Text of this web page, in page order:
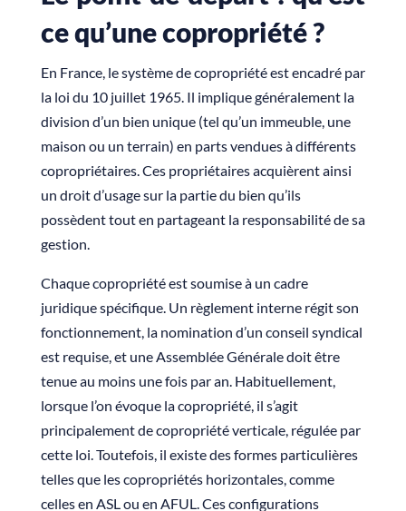
ce qu’une copropriété ?
En France, le système de copropriété est encadré par
la loi du 10 juillet 1965. Il implique généralement la
division d’un bien unique (tel qu’un immeuble, une
maison ou un terrain) en parts vendues à différents
copropriétaires. Ces propriétaires acquièrent ainsi
un droit d’usage sur la partie du bien qu’ils
possèdent tout en partageant la responsabilité de sa
gestion.
Chaque copropriété est soumise à un cadre
juridique spécifique. Un règlement interne régit son
fonctionnement, la nomination d’un conseil syndical
est requise, et une Assemblée Générale doit être
tenue au moins une fois par an. Habituellement,
lorsque l’on évoque la copropriété, il s’agit
principalement de copropriété verticale, régulée par
cette loi. Toutefois, il existe des formes particulières
telles que les copropriétés horizontales, comme
celles en ASL ou en AFUL. Ces configurations